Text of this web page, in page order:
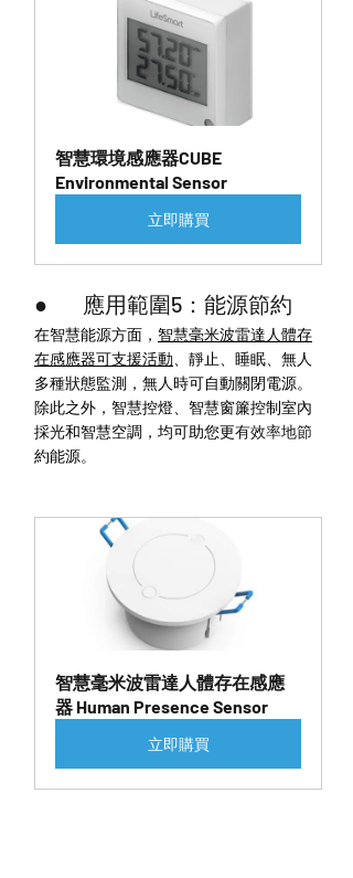
智慧環境感應器CUBE
Environmental Sensor
立即購買
●        應用範圍5：能源節約
在智慧能源方面， 智慧毫米波雷達人體存
在感應器可支援活動 、靜止、睡眠、無人
多種狀態監測，無人時可自動關閉電源。
除此之外，智慧控燈、智慧窗簾控制室內
採光和智慧空調，均可助您更有效率地節
約能源。
智慧毫米波雷達人體存在感應
器 Human Presence Sensor
立即購買